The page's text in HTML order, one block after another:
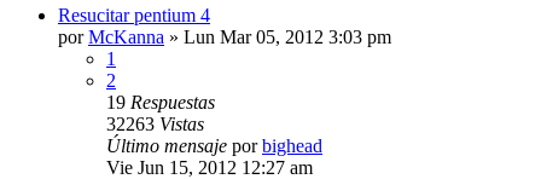
Resucitar pentium 4
porMcKanna » Lun Mar 05, 2012 3:03 pm
1
2
19 Respuestas
32263 Vistas
Último mensaje porbighead
Vie Jun 15, 2012 12:27 am